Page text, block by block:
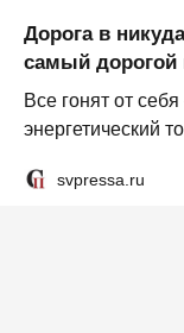
Дорога в
самый дорогой
Все гонят от
энергетический
svpressa.ru